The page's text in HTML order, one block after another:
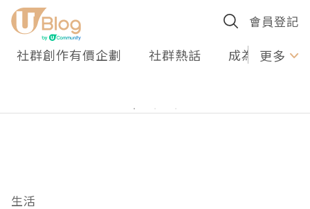
會員登記
社群創作有價企劃 社群熱話 成為U更多
生活